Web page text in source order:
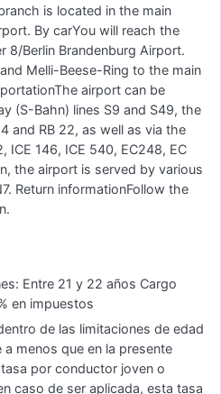
is located in the main
By carYou will reach the
8/Berlin Brandenburg Airport.
Melli-Beese-Ring to the main
airport can be
(S-Bahn) lines S9 and S49, the
and RB 22, as well as via the
ICE 146, ICE 540, EC248, EC
the airport is served by various
Return informationFollow the
Entre 21 y 22 años Cargo
en impuestos
de las limitaciones de edad
menos que en la presente
por conductor joven o
caso de ser aplicada, esta tasa